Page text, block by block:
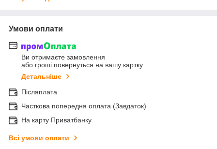
Умови оплати
Ви отримаєте замовлення
або гроші повернуться на вашу картку
Детальніше
Післяплата
Часткова попередня оплата (Завдаток)
На карту Приватбанку
Всі умови оплати